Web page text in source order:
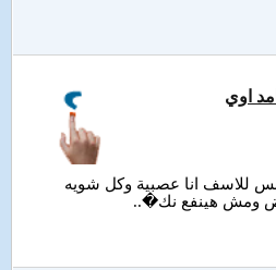
بس للاسف انا عصبية وكل شويه
ومش هينفع نك�..
اوي